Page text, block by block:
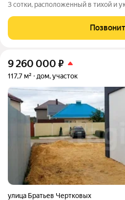
3 сотки, расположенный в тихой и
развязка, несколько школ, детских
магазинов, торговый центр,
9 260 000 ₽
117,7 м² дом, участок
улица Братьев Чертковых